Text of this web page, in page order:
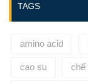
TAGS
amino acid
cao su chế